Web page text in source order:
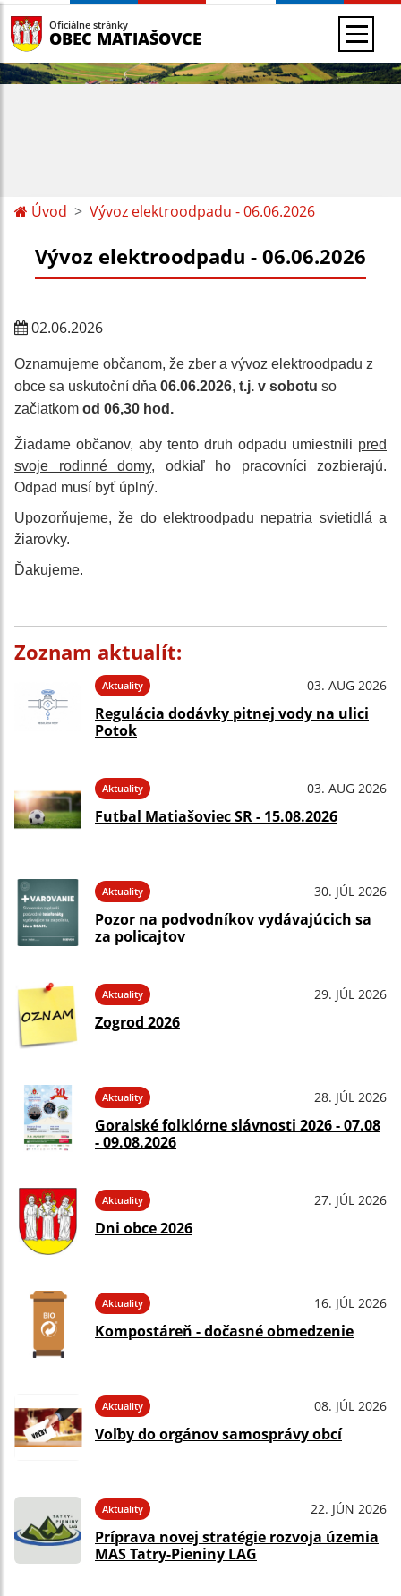
Oficiálne stránky
OBEC MATIAŠOVCE
Úvod Vývoz elektroodpadu - 06.06.2026
Vývoz elektroodpadu - 06.06.2026
02.06.2026
Oznamujeme občanom, že zber a vývoz elektroodpadu z
obce sa uskutoční dňa 06.06.2026, t.j. v sobotu so
začiatkom od 06,30 hod.
Žiadame občanov, aby tento druh odpadu umiestnili pred
svoje rodinné domy, odkiaľ ho pracovníci zozbierajú.
Odpad musí byť úplný.
Upozorňujeme, že do elektroodpadu nepatria svietidlá a
žiarovky.
Ďakujeme.
Zoznam aktualít:
Aktuality 03. AUG 2026
Regulácia dodávky pitnej vody na ulici
Potok
Aktuality 03. AUG 2026
Futbal Matiašoviec SR - 15.08.2026
Aktuality 30. JÚL 2026
Pozor na podvodníkov vydávajúcich sa
za policajtov
Aktuality 29. JÚL 2026
Zogrod 2026
Aktuality 28. JÚL 2026
Goralské folklórne slávnosti 2026 - 07.08
- 09.08.2026
Aktuality 27. JÚL 2026
Dni obce 2026
Aktuality 16. JÚL 2026
Kompostáreň - dočasné obmedzenie
Aktuality 08. JÚL 2026
Voľby do orgánov samosprávy obcí
Aktuality 22. JÚN 2026
Príprava novej stratégie rozvoja územia
MAS Tatry-Pieniny LAG